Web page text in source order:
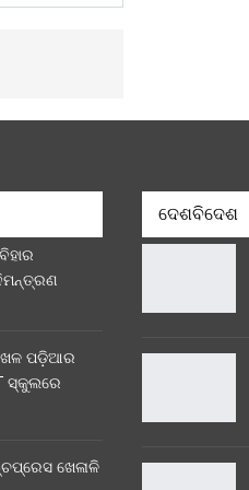
ପଡ଼ିଆର
ସ୍କୁଲରେ
ଖେଳାଳି
ଦେଶବିଦେଶ